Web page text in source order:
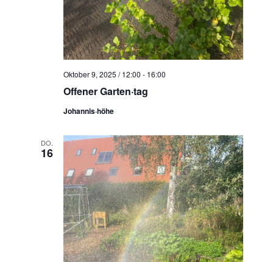
Offener Garten·tag
Oktober 9, 2025 / 12:00 - 16:00
Johannis·höhe
DO.
16